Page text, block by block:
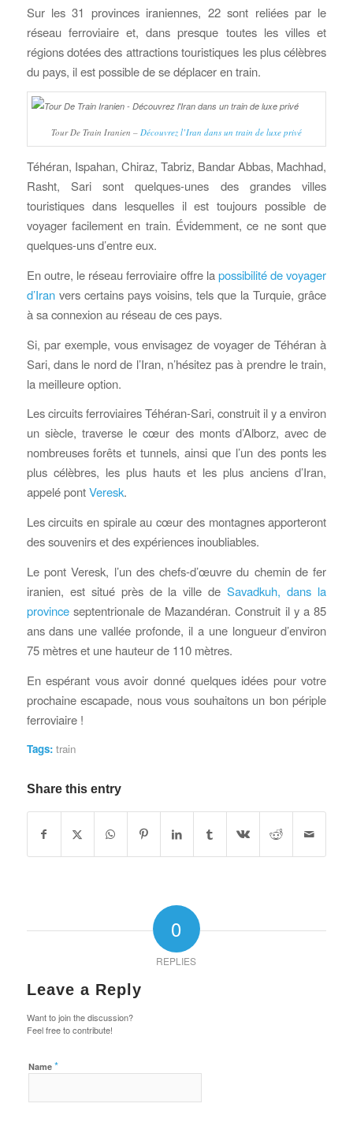
Sur les 31 provinces iraniennes, 22 sont reliées par le
réseau ferroviaire et, dans presque toutes les villes et
régions dotées des attractions touristiques les plus célèbres
du pays, il est possible de se déplacer en train.
Tour De Train Iranien – Découvrez l’Iran dans un train de luxe privé
Téhéran, Ispahan, Chiraz, Tabriz, Bandar Abbas, Machhad,
Rasht, Sari sont quelques-unes des grandes villes
touristiques dans lesquelles il est toujours possible de
voyager facilement en train. Évidemment, ce ne sont que
quelques-uns d’entre eux.
En outre, le réseau ferroviaire offre lapossibilité de voyager
d’Iranvers certains pays voisins, tels que la Turquie, grâce
à sa connexion au réseau de ces pays.
Si, par exemple, vous envisagez de voyager de Téhéran à
Sari, dans le nord de l’Iran, n’hésitez pas à prendre le train,
la meilleure option.
Les circuits ferroviaires Téhéran-Sari, construit il y a environ
un siècle, traverse le cœur des monts d’Alborz, avec de
nombreuses forêts et tunnels, ainsi que l’un des ponts les
plus célèbres, les plus hauts et les plus anciens d’Iran,
appelé pontVeresk.
Les circuits en spirale au cœur des montagnes apporteront
des souvenirs et des expériences inoubliables.
Le pont Veresk, l’un des chefs-d’œuvre du chemin de fer
iranien, est situé près de la ville de Savadkuh, dans la
provinceseptentrionale de Mazandéran. Construit il y a 85
ans dans une vallée profonde, il a une longueur d’environ
75 mètres et une hauteur de 110 mètres.
En espérant vous avoir donné quelques idées pour votre
prochaine escapade, nous vous souhaitons un bon périple
ferroviaire !
Tags: train
Share this entry
0
REPLIES
Leave a Reply
Want to join the discussion?
Feel free to contribute!
Name *